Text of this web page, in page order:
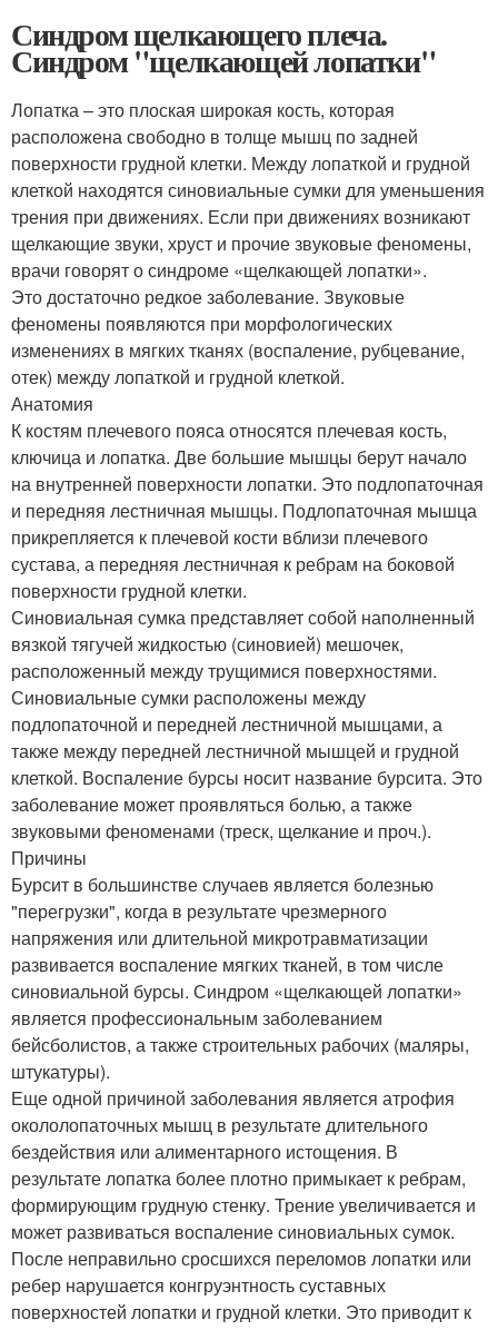
Синдром щелкающего плеча.
Синдром "щелкающей лопатки"
Лопатка – это плоская широкая кость, которая
расположена свободно в толще мышц по задней
поверхности грудной клетки. Между лопаткой и грудной
клеткой находятся синовиальные сумки для уменьшения
трения при движениях. Если при движениях возникают
щелкающие звуки, хруст и прочие звуковые феномены,
врачи говорят о синдроме «щелкающей лопатки».
Это достаточно редкое заболевание. Звуковые
феномены появляются при морфологических
изменениях в мягких тканях (воспаление, рубцевание,
отек) между лопаткой и грудной клеткой.
Анатомия
К костям плечевого пояса относятся плечевая кость,
ключица и лопатка. Две большие мышцы берут начало
на внутренней поверхности лопатки. Это подлопаточная
и передняя лестничная мышцы. Подлопаточная мышца
прикрепляется к плечевой кости вблизи плечевого
сустава, а передняя лестничная к ребрам на боковой
поверхности грудной клетки.
Синовиальная сумка представляет собой наполненный
вязкой тягучей жидкостью (синовией) мешочек,
расположенный между трущимися поверхностями.
Синовиальные сумки расположены между
подлопаточной и передней лестничной мышцами, а
также между передней лестничной мышцей и грудной
клеткой. Воспаление бурсы носит название бурсита. Это
заболевание может проявляться болью, а также
звуковыми феноменами (треск, щелкание и проч.).
Причины
Бурсит в большинстве случаев является болезнью
"перегрузки", когда в результате чрезмерного
напряжения или длительной микротравматизации
развивается воспаление мягких тканей, в том числе
синовиальной бурсы. Синдром «щелкающей лопатки»
является профессиональным заболеванием
бейсболистов, а также строительных рабочих (маляры,
штукатуры).
Еще одной причиной заболевания является атрофия
окололопаточных мышц в результате длительного
бездействия или алиментарного истощения. В
результате лопатка более плотно примыкает к ребрам,
формирующим грудную стенку. Трение увеличивается и
может развиваться воспаление синовиальных сумок.
После неправильно сросшихся переломов лопатки или
ребер нарушается конгруэнтность суставных
поверхностей лопатки и грудной клетки. Это приводит к